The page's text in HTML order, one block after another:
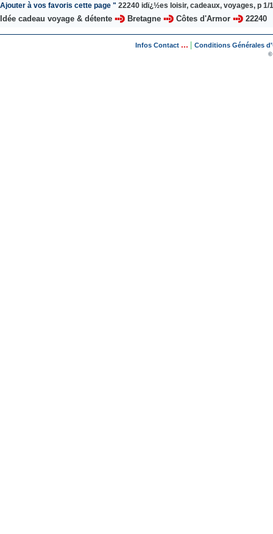
Ajouter à vos favoris cette page " 22240 idï¿½es loisir, cadeaux, voyages, p 1/1
Idée cadeau voyage & détente Bretagne Côtes d'Armor 22240
Infos Contact ... Conditions Générales
©